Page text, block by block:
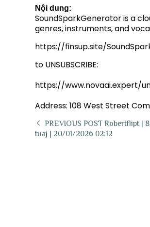
Nội dung:
SoundSparkGenerator is a
genres, instruments, and
https://finsup.site/
to UNSUBSCRIBE:
https://www.novaai.expert/
Address: 108 West Street
PREVIOUS POST Robertflipt |
tuaj | 20/01/2026 02:12